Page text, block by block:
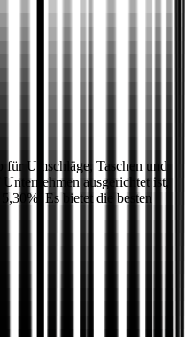
für Umschläge, Taschen und
ausgerichtet ist,
Es bietet die besten